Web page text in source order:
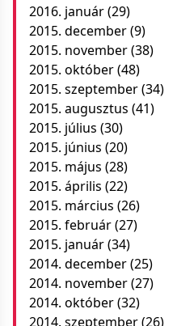
2016. január(29)
2015. december(9)
2015. november(38)
2015. október(48)
2015. szeptember(34)
2015. augusztus (41)
2015. július (30)
2015. június (20)
2015. május (28)
2015. április (22)
2015. március (26)
2015. február(27)
2015. január(34)
2014. december(25)
2014. november(27)
2014. október(32)
2014. szeptember(26)